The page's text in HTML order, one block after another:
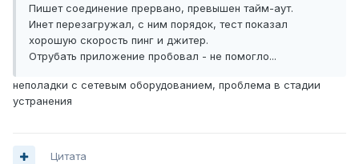
Пишет соединение прервано, превышен тайм-аут.
Инет перезагружал, с ним порядок, тест показал
хорошую скорость пинг и джитер.
Отрубать приложение пробовал - не помогло...
неполадки с сетевым оборудованием, проблема в стадии
устранения
Цитата